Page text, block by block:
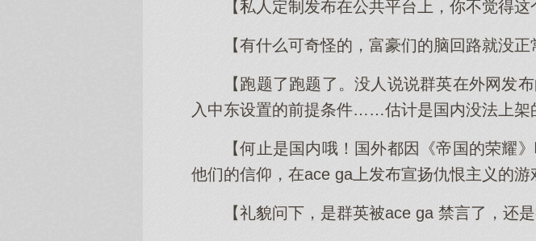
【私人定制发布在公共平台上，你不觉得这
【有什么可奇怪的，富豪们的脑回路就没正
【跑题了跑题了。没人说说群英在外网发
入中东设置的前提条件……估计是国内没法上架
【何止是国内哦！国外都因《帝国的荣耀
他们的信仰，在ace ga上发布宣扬仇恨主义的游
【礼貌问下，是群英被ace ga 禁言了，还